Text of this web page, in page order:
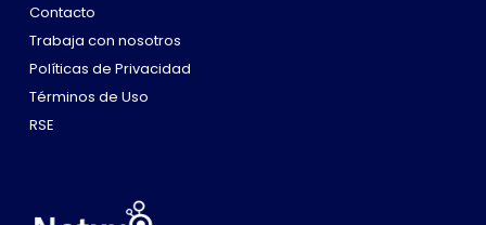
Contacto
Trabaja con nosotros
Políticas de Privacidad
Términos de Uso
RSE